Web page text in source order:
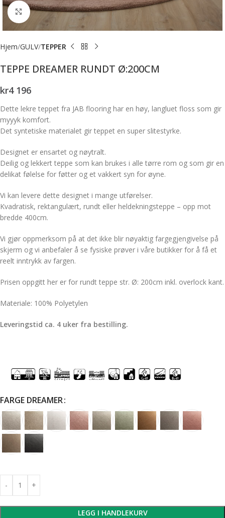
Forstørr bilde
Hjem GULV TEPPER
TEPPE DREAMER RUNDT Ø:200CM
kr4 196
Dette lekre teppet fra JAB flooring har en høy, langluet floss som gir
myyyk komfort.
Det syntetiske materialet gir teppet en super slitestyrke.
Designet er ensartet og nøytralt.
Deilig og lekkert teppe som kan brukes i alle tørre rom og som gir en
delikat følelse for føtter og et vakkert syn for øyne.
Vi kan levere dette designet i mange utførelser.
Kvadratisk, rektangulært, rundt eller heldekningsteppe – opp mot
bredde 400cm.
Vi gjør oppmerksom på at det ikke blir nøyaktig fargegjengivelse på
skjerm og vi anbefaler å se fysiske prøver i våre butikker for å få et
reelt inntrykk av fargen.
Prisen oppgitt her er for rundt teppe str. Ø: 200cm inkl. overlock kant.
Materiale: 100% Polyetylen
Leveringstid ca. 4 uker fra bestilling.
FARGE DREAMER
LEGG I HANDLEKURV